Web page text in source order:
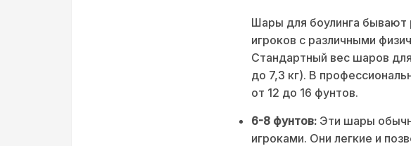
Шары для боулинга бывают
игроков с различными
Стандартный вес шаров
до 7,3 кг). В
от 12 до 16 фунтов.
6-8 фунтов: Эти шары
игроками. Они легкие и